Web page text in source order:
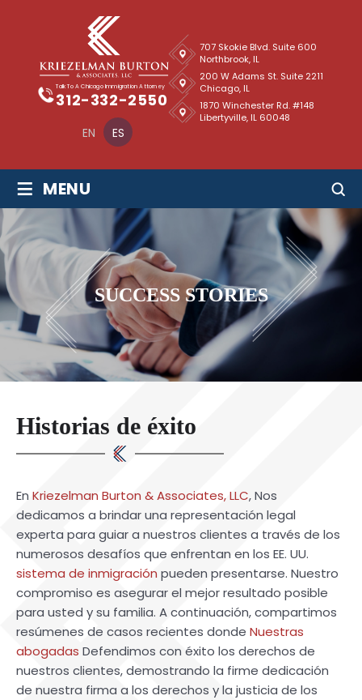
EN ES
Talk To A Chicago Immigration Attorney
312-332-2550
707 Skokie Blvd. Suite 600
Northbrook, IL
1870 Winchester Rd. #148
Libertyville, IL 60048
200 W Adams St. Suite 2211
Chicago, IL
≡ MENU
SUCCESS STORIES
Historias de éxito
EnKriezelman Burton & Associates, LLC, Nos
dedicamos a brindar una representación legal
experta para guiar a nuestros clientes a través de los
numerosos desafíos que enfrentan en los EE. UU.
sistema de inmigración pueden presentarse. Nuestro
compromiso es asegurar el mejor resultado posible
para usted y su familia. A continuación, compartimos
resúmenes de casos recientes donde Nuestras
abogadas Defendimos con éxito los derechos de
nuestros clientes, demostrando la firme dedicación
de nuestra firma a los derechos y la justicia de los